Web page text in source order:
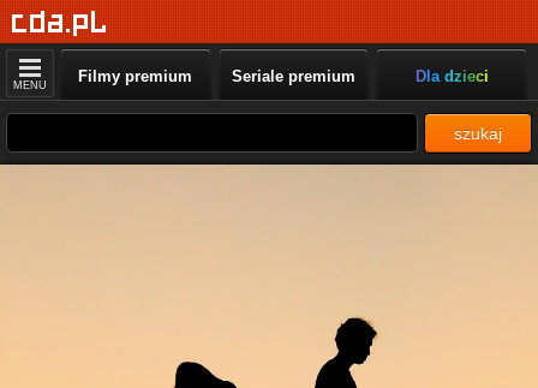
MENU Filmy premium Seriale premium Dla dzieci
szukaj